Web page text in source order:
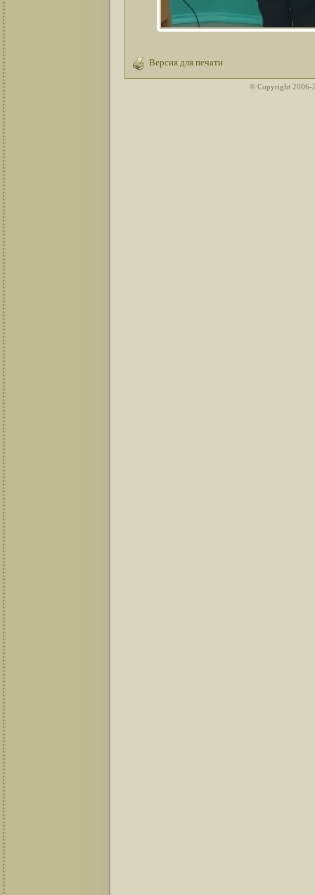
Версия для печати
© Copyright 2006-